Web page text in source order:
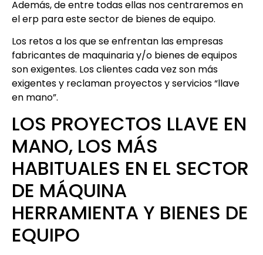
Además, de entre todas ellas nos centraremos en
el erp para este sector de bienes de equipo.
Los retos a los que se enfrentan las empresas
fabricantes de maquinaria y/o bienes de equipos
son exigentes. Los clientes cada vez son más
exigentes y reclaman proyectos y servicios “llave
en mano”.
LOS PROYECTOS LLAVE EN
MANO, LOS MÁS
HABITUALES EN EL SECTOR
DE MÁQUINA
HERRAMIENTA Y BIENES DE
EQUIPO